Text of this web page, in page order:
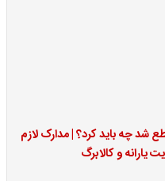
شد چه باید کرد؟ | مدارک لازم
یارانه و کالابرگ